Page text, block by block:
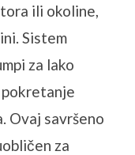
ili okoline,
Sistem
za lako
Ovaj savršeno
za